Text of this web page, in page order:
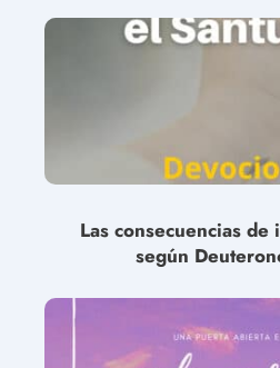
Las consecuencias
según